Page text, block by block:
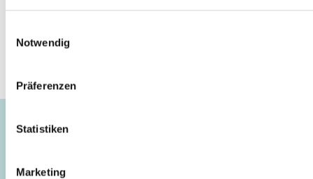
Notwendig
Präferenzen
Statistiken
Marketing